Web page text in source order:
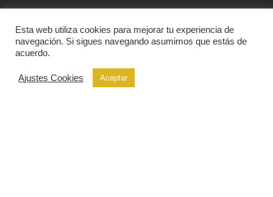
Esta web utiliza cookies para mejorar tu experiencia de
navegación. Si sigues navegando asumimos que estás de
acuerdo.
Ajustes Cookies Aceptar